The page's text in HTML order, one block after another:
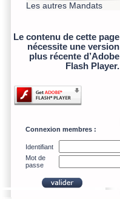
Les autres Mandats
Le contenu de cette page
nécessite une version
plus récente d’Adobe
Flash Player.
Connexion membres :
Identifiant
Mot de
passe